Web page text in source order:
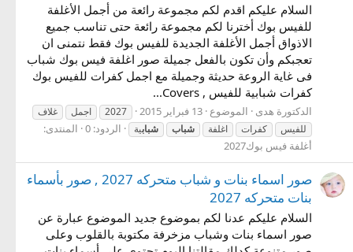
السلام عليكم اقدم لكم مجموعة رائعة من أجمل الأغلفة
للفيس بوك أخترنا لكم مجموعة رائعة حتى تناسب جميع
الاذواق أجمل الأغلفة الجديدة للفيس بوك فقط نتمنى ان
تعجبكم وأن تكون بالفعل جميلة صور اغلفة فيس بوك شباب
فى غاية الروعة حديثة وجميلة مع اجمل كفرات للفيس بوك
كفرات شبابية للفيس , Covers...
الدكتورة هدى الموضوع 13 فبراير 2015 2027 اجمل
غلاف
للفيس
كفرات اغلفة شباب شبابية الردود: 0
المنتدى:
أغلفة فيس بوك2027
صور اسماء بنات و شباب متحركه 2027 , صور بأسماء
بنات متحركه 2027
السلام عليكم عدنا لكم بموضوع جديد الموضوع عبارة عن
صور اسماء بنات وشباب مزخرفة مكتوبة بالقلوب وعلى